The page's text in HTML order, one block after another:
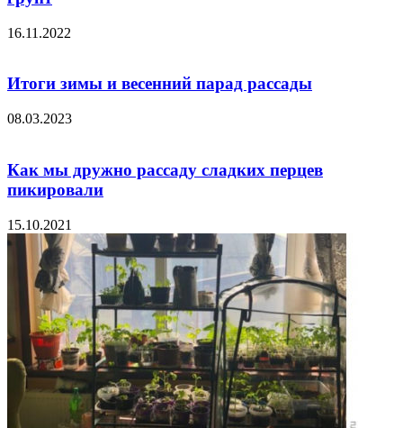
16.11.2022
Итоги зимы и весенний парад рассады
08.03.2023
Как мы дружно рассаду сладких перцев
пикировали
15.10.2021